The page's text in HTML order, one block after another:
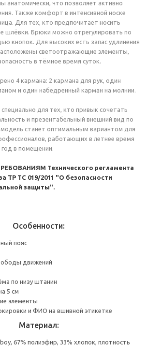
анатомически, что позволяет активно
Также комфорт в интенсивной носке
Для тех, кто предпочитает носить
шлёвки. Брюки можно отрегулировать по
кнопок. Для высоких есть запас удлинения
светоотражающие элементы,
в тёмное время суток.
4 кармана: 2 кармана для рук, один
и один набедренный карман на молнии.
для тех, кто привык сочетать
и презентабельный внешний вид по
модель станет оптимальным вариантом для
работающих в летнее время
год в помещении.
Технического регламента
ТР ТС 019/2011 "О безопасности
защиты".
Особенности:
пояс
движений
по низу штанин
5 см
элементы
и ФИО на вшивной этикетке
Материал:
67% полиэфир, 33% хлопок, плотность